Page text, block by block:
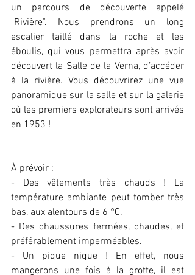
un parcours de découverte appelé
"Rivière". Nous prendrons un long
escalier taillé dans la roche et les
éboulis, qui vous permettra après avoir
découvert la Salle de la Verna, d’accéder
à la rivière. Vous découvrirez une vue
panoramique sur la salle et sur la galerie
où les premiers explorateurs sont arrivés
en 1953 !
À prévoir :
- Des vêtements très chauds ! La
température ambiante peut tomber très
bas, aux alentours de 6 °C.
- Des chaussures fermées, chaudes, et
préférablement imperméables.
- Un pique nique ! En effet, nous
mangerons une fois à la grotte, il est